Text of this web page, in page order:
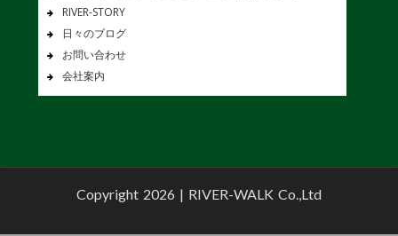
RIVER-STORY
日々のブログ
お問い合わせ
会社案内
Copyright 2026 | RIVER-WALK Co.,Ltd